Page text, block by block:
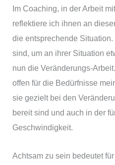
Im Coaching, in der Arbeit
reflektiere ich ihnen an
die entsprechende
sind, um an ihrer Situation
nun die Veränderungs-
offen für die Bedürfnisse
sie gezielt bei den
bereit sind und auch in der
Geschwindigkeit.
Achtsam zu sein bedeutet